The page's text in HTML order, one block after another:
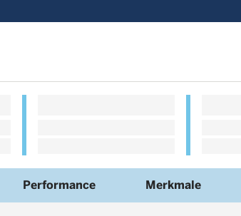
Performance Merkmale